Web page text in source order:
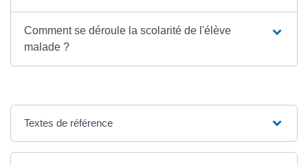
Comment se déroule la scolarité de l'élève
malade ?
Textes de référence